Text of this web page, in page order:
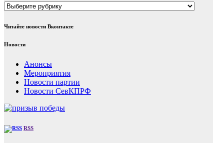
Рубрики
Читайте новости Вконтакте
Новости
Анонсы
Мероприятия
Новости партии
Новости СевКПРФ
RSS